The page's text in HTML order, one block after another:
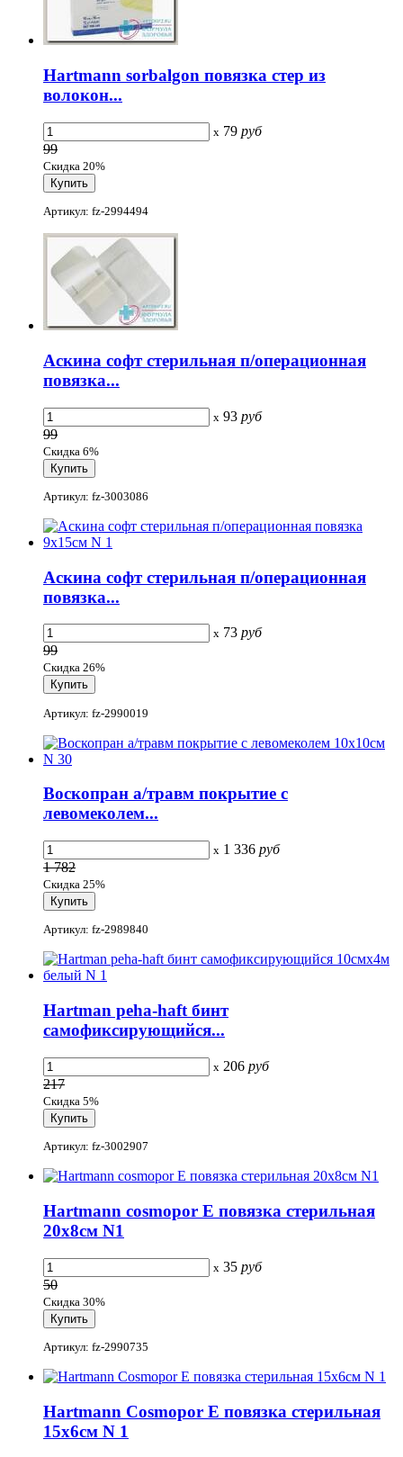
Hartmann sorbalgon повязка стер из
волокон...
x 79 руб
99
Скидка 20%
Артикул: fz-2994494
Аскина софт стерильная п/операционная
повязка...
x 93 руб
99
Скидка 6%
Артикул: fz-3003086
Аскина софт стерильная п/операционная
повязка...
x 73 руб
99
Скидка 26%
Артикул: fz-2990019
Воскопран а/травм покрытие с
левомеколем...
x 1 336 руб
1 782
Скидка 25%
Артикул: fz-2989840
Hartman peha-haft бинт
самофиксирующийся...
x 206 руб
217
Скидка 5%
Артикул: fz-3002907
Hartmann cosmopor E повязка стерильная
20х8см N1
x 35 руб
50
Скидка 30%
Артикул: fz-2990735
Hartmann Cosmopor E повязка стерильная
15х6см N 1